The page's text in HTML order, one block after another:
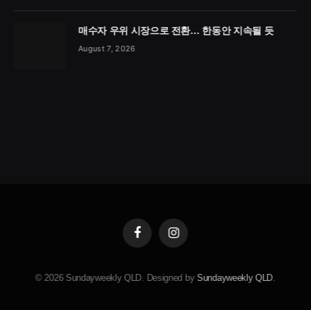
매수자 우위 시장으로 전환… 한동안 지속될 듯
August 7, 2026
FacebookInstagram
© 2026 Sundayweekly QLD. Designed by Sundayweekly QLD.